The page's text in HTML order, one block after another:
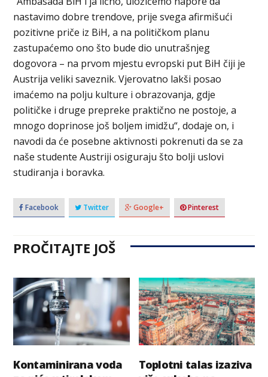
nastavimo dobre trendove, prije svega afirmišući
pozitivne priče iz BiH, a na političkom planu
zastupaćemo ono što bude dio unutrašnjeg
dogovora – na prvom mjestu evropski put BiH čiji je
Austrija veliki saveznik. Vjerovatno lakši posao
imaćemo na polju kulture i obrazovanja, gdje
političke i druge prepreke praktično ne postoje, a
mnogo doprinose još boljem imidžu“, dodaje on, i
navodi da će posebne aktivnosti pokrenuti da se za
naše studente Austriji osiguraju što bolji uslovi
studiranja i boravka.
Facebook Twitter Google+ Pinterest
PROČITAJTE JOŠ
Kontaminirana voda
Toplotni talas izaziva